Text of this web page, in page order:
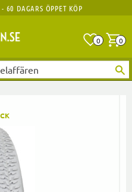
60 DAGARS ÖPPET KÖP
0 0